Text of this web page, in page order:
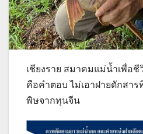
เชียงราย สมาคมแม่น้ำเพื่อ
คือคำตอบ ไม่เอาฝายดักสา
พิษจากทุนจีน